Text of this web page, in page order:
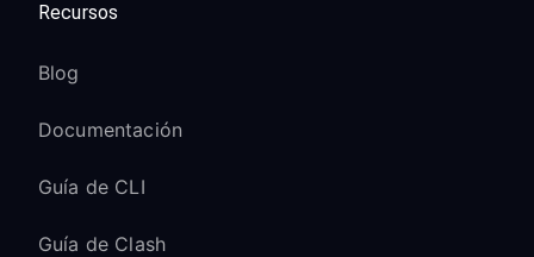
Recursos
Blog
Documentación
Guía de CLI
Guía de Clash